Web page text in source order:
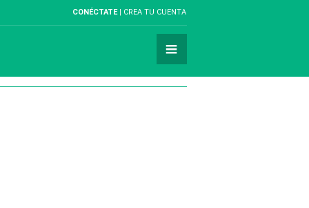
CONÉCTATE CREA TU CUENTA